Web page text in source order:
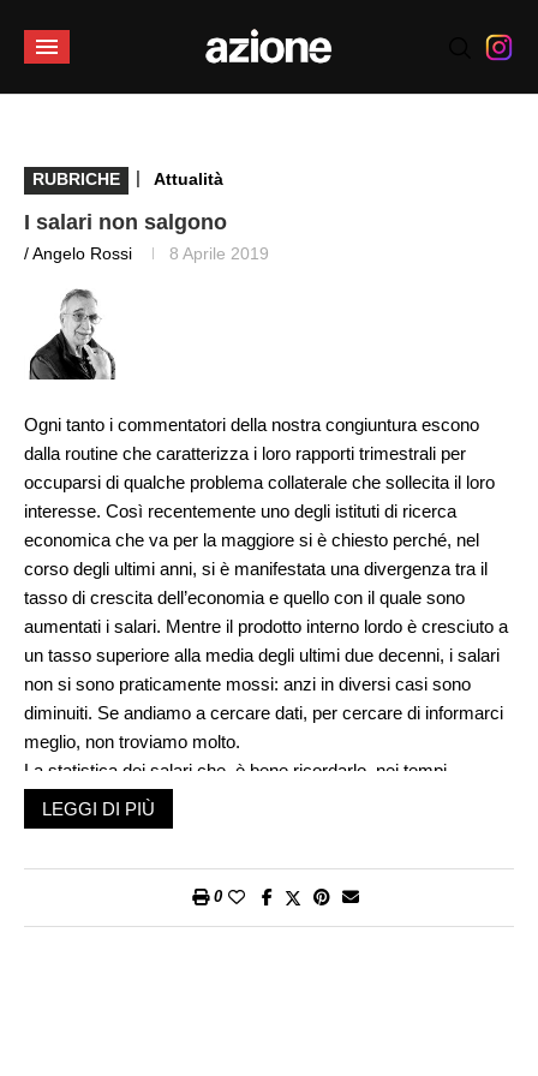
RUBRICHE | Attualità
I salari non salgono
/ Angelo Rossi 8 Aprile 2019
Ogni tanto i commentatori della nostra congiuntura escono
dalla routine che caratterizza i loro rapporti trimestrali per
occuparsi di qualche problema collaterale che sollecita il loro
interesse. Così recentemente uno degli istituti di ricerca
economica che va per la maggiore si è chiesto perché, nel
corso degli ultimi anni, si è manifestata una divergenza tra il
tasso di crescita dell’economia e quello con il quale sono
aumentati i salari. Mentre il prodotto interno lordo è cresciuto a
un tasso superiore alla media degli ultimi due decenni, i salari
non si sono praticamente mossi: anzi in diversi casi sono
diminuiti. Se andiamo a cercare dati, per cercare di informarci
meglio, non troviamo molto.
La statistica dei salari che, è bene ricordarlo, nei tempi
moderni è quella che, con il censimento della popolazione e
l’indice dei prezzi al consumo, ha fatto nascere gli uffici di
documento da trattare con grande discrezione. Prima di
LEGGI DI PIÙ
0